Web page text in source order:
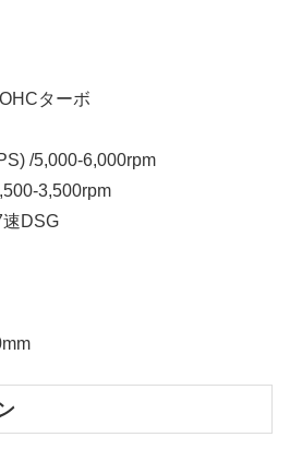
ターボ
/5,000-6,000rpm
3,500rpm
速DSG